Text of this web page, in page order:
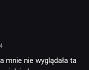
mnie nie wyglądała ta